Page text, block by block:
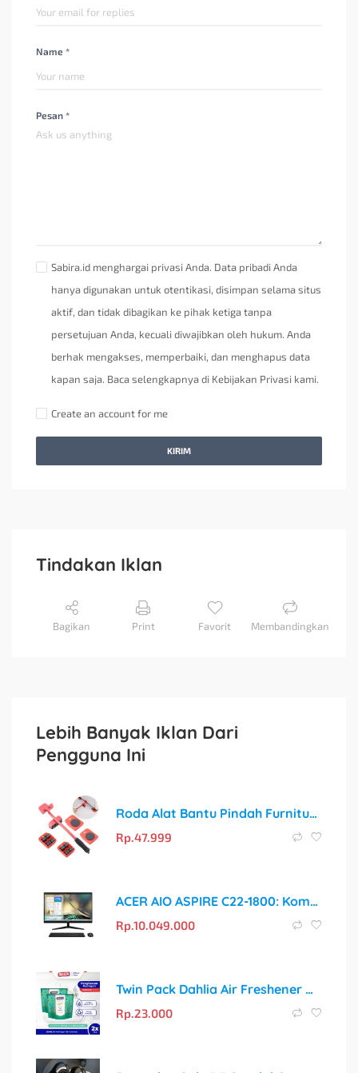
Name *
Pesan *
Sabira.id menghargai privasi Anda. Data pribadi Anda
hanya digunakan untuk otentikasi, disimpan selama situs
aktif, dan tidak dibagikan ke pihak ketiga tanpa
persetujuan Anda, kecuali diwajibkan oleh hukum. Anda
berhak mengakses, memperbaiki, dan menghapus data
kapan saja. Baca selengkapnya di Kebijakan Privasi kami.
Create an account for me
KIRIM
Tindakan Iklan
Bagikan Print Favorit Membandingkan
Lebih Banyak Iklan Dari
Pengguna Ini
Roda Alat Bantu Pindah Furnitur – Pindahkan Barang Berat dengan Sangat Mudah!
Rp.47.999
ACER AIO ASPIRE C22-1800: Komputer All-in-One dengan Performa Intel Core i5
Rp.10.049.000
Twin Pack Dahlia Air Freshener Heritage Series Teh Keraton Isi 1 75gr Pengharum Ruangan | Wangi Mewah, Menenangkan
Rp.23.000